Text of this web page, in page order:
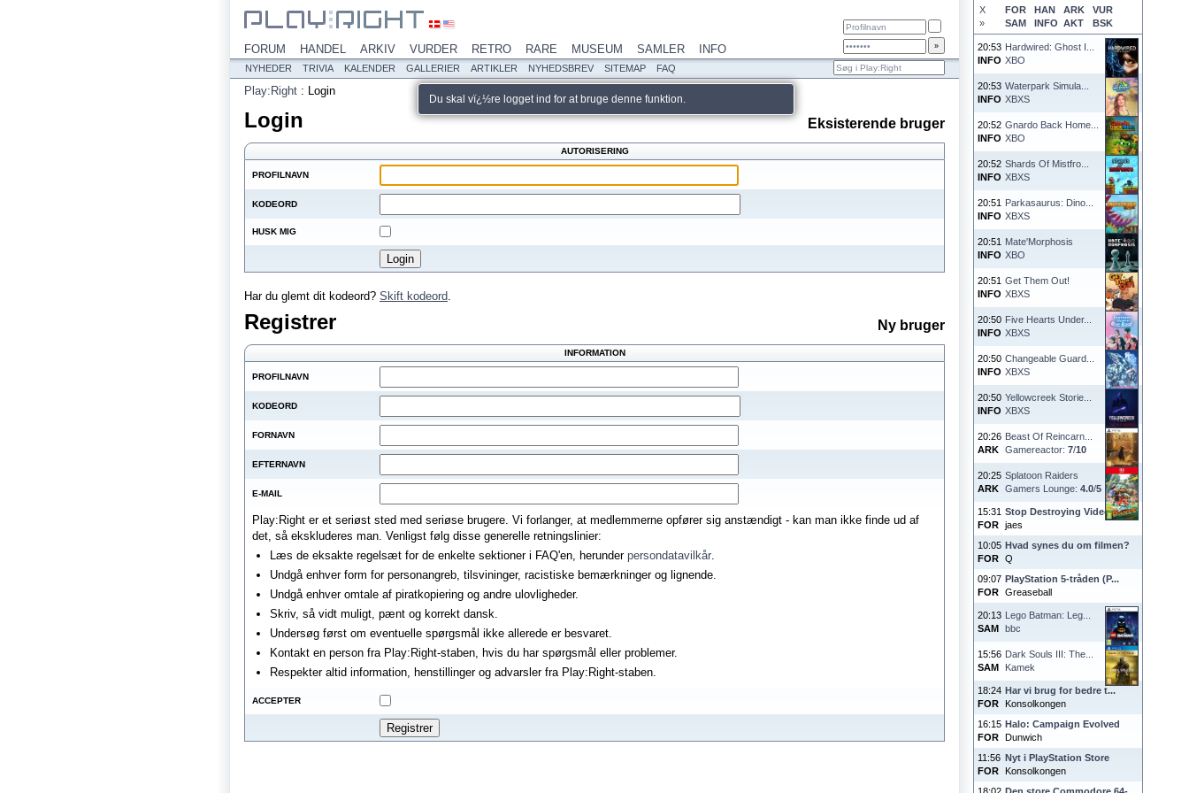
X FOR HAN ARK
VUR
»
SAM INFO AKT BSK
20:53
INFO
Hardwired: Ghost I...
XBO
20:53
INFO
Waterpark Simula...
XBXS
20:52
INFO
Gnardo Back Home...
XBO
20:52
INFO
Shards Of Mistfro...
XBXS
20:51
INFO
Parkasaurus: Dino...
XBXS
20:51
INFO
Mate'Morphosis
XBO
20:51
INFO
Get Them Out!
XBXS
20:50
INFO
Five Hearts Under...
XBXS
20:50
INFO
Changeable Guard...
XBXS
20:50
INFO
Yellowcreek Storie...
XBXS
20:26
ARK
Beast Of Reincarn...
Gamereactor: 7/10
20:25
ARK
Splatoon Raiders
Gamers Lounge: 4.0/5
15:31
FOR
Stop Destroying Videoga...
jaes
10:05
FOR
Hvad synes du om filmen?
Q
09:07
FOR
PlayStation 5-tråden (P...
Greaseball
20:13
SAM
Lego Batman: Leg...
bbc
15:56
SAM
Dark Souls III: The...
Kamek
18:24
FOR
Har vi brug for bedre t...
Konsolkongen
16:15
FOR
Halo: Campaign Evolved
Dunwich
11:56
FOR
Nyt i PlayStation Store
Konsolkongen
FORUM HANDEL ARKIV VURDER RETRO RARE MUSEUM SAMLER INFO
NYHEDER TRIVIA KALENDER GALLERIER ARTIKLER NYHEDSBREV SITEMAP FAQ
Play:Right : Login
Du skal vï¿½re logget ind for at bruge denne funktion.
Login Eksisterende bruger
AUTORISERING
PROFILNAVN
KODEORD
HUSK MIG
Har du glemt dit kodeord? Skift kodeord.
Registrer Ny bruger
INFORMATION
PROFILNAVN
KODEORD
FORNAVN
EFTERNAVN
E-MAIL
Play:Right er et seriøst sted med seriøse brugere. Vi forlanger, at medlemmerne opfører sig anstændigt - kan man ikke finde ud af
det, så ekskluderes man. Venligst følg disse generelle retningslinier:
Læs de eksakte regelsæt for de enkelte sektioner i FAQ'en, herunder persondatavilkår.
Undgå enhver form for personangreb, tilsvininger, racistiske bemærkninger og lignende.
Undgå enhver omtale af piratkopiering og andre ulovligheder.
Skriv, så vidt muligt, pænt og korrekt dansk.
Undersøg først om eventuelle spørgsmål ikke allerede er besvaret.
Kontakt en person fra Play:Right-staben, hvis du har spørgsmål eller problemer.
Respekter altid information, henstillinger og advarsler fra Play:Right-staben.
ACCEPTER